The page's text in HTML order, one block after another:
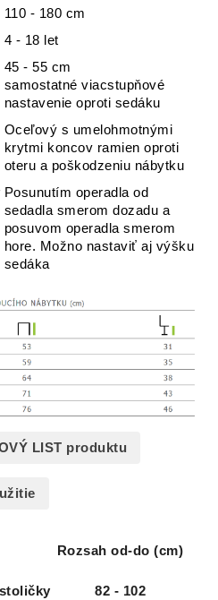
110 - 180 cm
4 - 18 let
45 - 55 cm
samostatné viacstupňové
nastavenie oproti sedáku
Oceľový s umelohmotnými
krytmi koncov ramien oproti
oteru a poškodzeniu nábytku
Posunutím operadla od
sedadla smerom dozadu a
posuvom operadla smerom
hore. Možno nastaviť aj výšku
sedáka
LIST produktu
Rozsah od-do (cm)
82 - 102